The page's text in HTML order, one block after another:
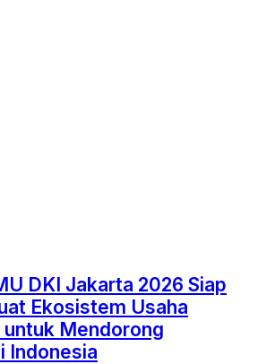
DKI Jakarta 2026 Siap
Ekosistem Usaha
Mendorong
Indonesia